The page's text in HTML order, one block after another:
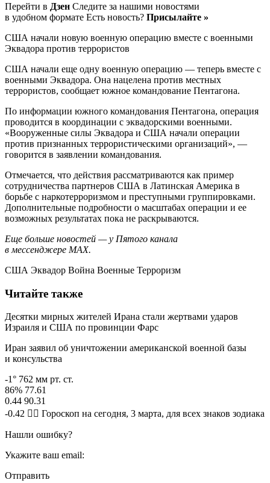
Перейти в Дзен Следите за нашими новостями
в удобном формате Есть новость? Присылайте »
США начали новую военную операцию вместе с военными
Эквадора против террористов
США начали еще одну военную операцию — теперь вместе с
военными Эквадора. Она нацелена против местных
террористов, сообщает южное командование Пентагона.
По информации южного командования Пентагона, операция
проводится в координации с эквадорскими военными.
«Вооруженные силы Эквадора и США начали операции
против признанных террористическими организаций», —
говорится в заявлении командования.
Отмечается, что действия рассматриваются как пример
сотрудничества партнеров США в Латинская Америка в
борьбе с наркотерроризмом и преступными группировками.
Дополнительные подробности о масштабах операции и ее
возможных результатах пока не раскрываются.
Еще больше новостей — у Пятого канала
в мессенджере MAX.
США Эквадор Война Военные Терроризм
Читайте также
Десятки мирных жителей Ирана стали жертвами ударов
Израиля и США по провинции Фарс
Иран заявил об уничтожении американской военной базы
и консульства
-1° 762 мм рт. ст.
86% 77.61
0.44 90.31
-0.42 🧙‍♀ Гороскоп на сегодня, 3 марта, для всех знаков зодиака
Нашли ошибку?
Укажите ваш email:
Отправить